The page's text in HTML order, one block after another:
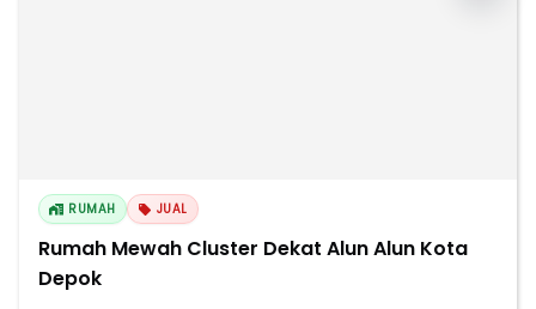
RUMAH JUAL
Rumah Mewah Cluster Dekat Alun Alun Kota
Depok